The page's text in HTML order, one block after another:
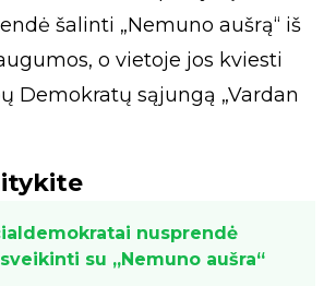
šalinti „Nemuno aušrą“ iš
o vietoje jos kviesti
Demokratų sąjungą „Vardan
nusprendė
su „Nemuno aušra“